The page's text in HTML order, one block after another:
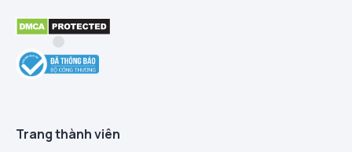
Trang thành viên